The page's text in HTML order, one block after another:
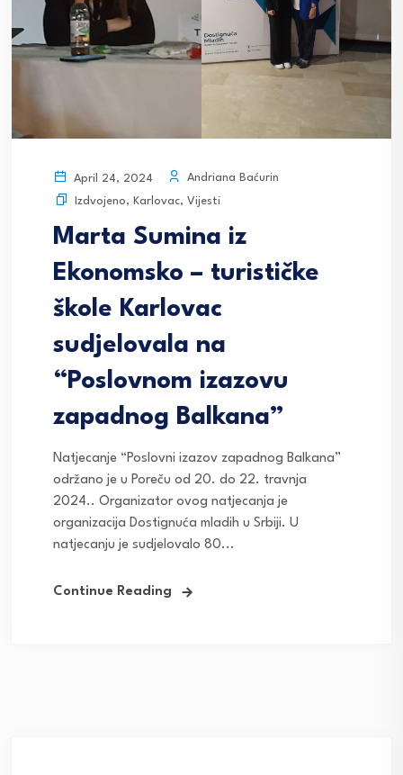
April 24, 2024
Andriana Baćurin
Izdvojeno, Karlovac, Vijesti
Marta Sumina iz
Ekonomsko – turističke
škole Karlovac
sudjelovala na
“Poslovnom izazovu
zapadnog Balkana”
Natjecanje “Poslovni izazov zapadnog Balkana”
održano je u Poreču od 20. do 22. travnja
2024.. Organizator ovog natjecanja je
organizacija Dostignuća mladih u Srbiji. U
natjecanju je sudjelovalo 80...
Continue Reading